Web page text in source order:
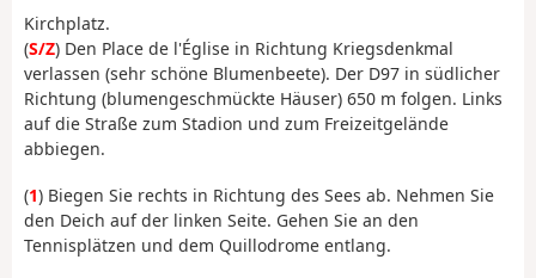
Kirchplatz.
(S/Z) Den Place de l'Église in Richtung Kriegsdenkmal
verlassen (sehr schöne Blumenbeete). Der D97 in südlicher
Richtung (blumengeschmückte Häuser) 650 m folgen. Links
auf die Straße zum Stadion und zum Freizeitgelände
abbiegen.
(1) Biegen Sie rechts in Richtung des Sees ab. Nehmen Sie
den Deich auf der linken Seite. Gehen Sie an den
Tennisplätzen und dem Quillodrome entlang.